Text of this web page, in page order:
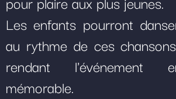
Les enfants pourront
au rythme de ces
rendant l'événement
mémorable.